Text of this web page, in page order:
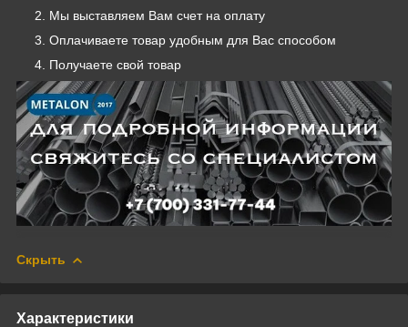
Мы выставляем Вам счет на оплату
Оплачиваете товар удобным для Вас способом
Получаете свой товар
Скрыть
Характеристики